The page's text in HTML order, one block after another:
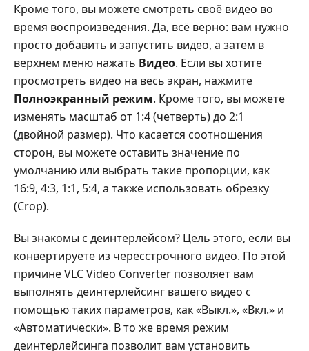
Кроме того, вы можете смотреть своё видео во
время воспроизведения. Да, всё верно: вам нужно
просто добавить и запустить видео, а затем в
верхнем меню нажать Видео. Если вы хотите
просмотреть видео на весь экран, нажмите
Полноэкранный режим. Кроме того, вы можете
изменять масштаб от 1:4 (четверть) до 2:1
(двойной размер). Что касается соотношения
сторон, вы можете оставить значение по
умолчанию или выбрать такие пропорции, как
16:9, 4:3, 1:1, 5:4, а также использовать обрезку
(Crop).
Вы знакомы с деинтерлейсом? Цель этого, если вы
конвертируете из чересстрочного видео. По этой
причине VLC Video Converter позволяет вам
выполнять деинтерлейсинг вашего видео с
помощью таких параметров, как «Выкл.», «Вкл.» и
«Автоматически». В то же время режим
деинтерлейсинга позволит вам установить